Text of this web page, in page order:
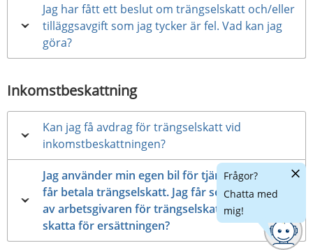
Jag har fått ett beslut om trängselskatt och/eller
tilläggsavgift som jag tycker är fel. Vad kan jag
göra?
Inkomstbeskattning
Kan jag få avdrag för trängselskatt vid
inkomstbeskattningen?
Jag använder min egen bil för tjänsteresor och
får betala trängselskatt. Jag får sedan ersättning
av arbetsgivaren för trängselskatten. Ska jag
skatta för ersättningen?
Frågor?
Chatta med
mig!
Dölj